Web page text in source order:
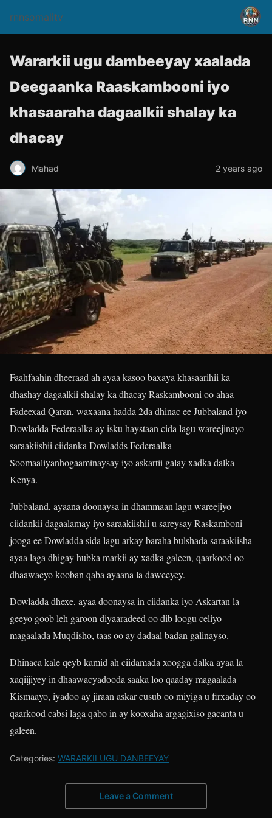
rnnsomalitv
Wararkii ugu dambeeyay xaalada
Deegaanka Raaskambooni iyo
khasaaraha dagaalkii shalay ka
dhacay
Mahad 2 years ago
Faahfaahin dheeraad ah ayaa kasoo baxaya khasaarihii ka
dhashay dagaalkii shalay ka dhacay Raskambooni oo ahaa
Fadeexad Qaran, waxaana hadda 2da dhinac ee Jubbaland iyo
Dowladda Federaalka ay isku haystaan cida lagu wareejinayo
saraakiishii ciidanka Dowladds Federaalka
Soomaaliyanhogaaminaysay iyo askartii galay xadka dalka
Kenya.
Jubbaland, ayaana doonaysa in dhammaan lagu wareejiyo
ciidankii dagaalamay iyo saraakiishii u sareysay Raskamboni
jooga ee Dowladda sida lagu arkay baraha bulshada saraakiisha
ayaa laga dhigay hubka markii ay xadka galeen, qaarkood oo
dhaawacyo kooban qaba ayaana la daweeyey.
Dowladda dhexe, ayaa doonaysa in ciidanka iyo Askartan la
geeyo goob leh garoon diyaaradeed oo dib loogu celiyo
magaalada Muqdisho, taas oo ay dadaal badan galinayso.
Dhinaca kale qeyb kamid ah ciidamada xoogga dalka ayaa la
xaqiijiyey in dhaawacyadooda saaka loo qaaday magaalada
Kismaayo, iyadoo ay jiraan askar cusub oo miyiga u firxaday oo
qaarkood cabsi laga qabo in ay kooxaha argagixiso gacanta u
galeen.
Categories: WARARKII UGU DANBEEYAY
Leave a Comment